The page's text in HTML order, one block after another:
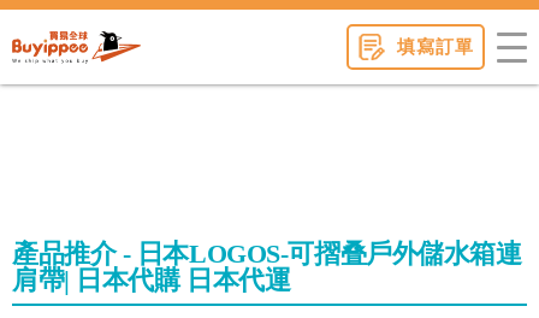
填寫訂單
產品推介 - 日本LOGOS-可摺叠戶外儲水箱連
肩帶| 日本代購 日本代運